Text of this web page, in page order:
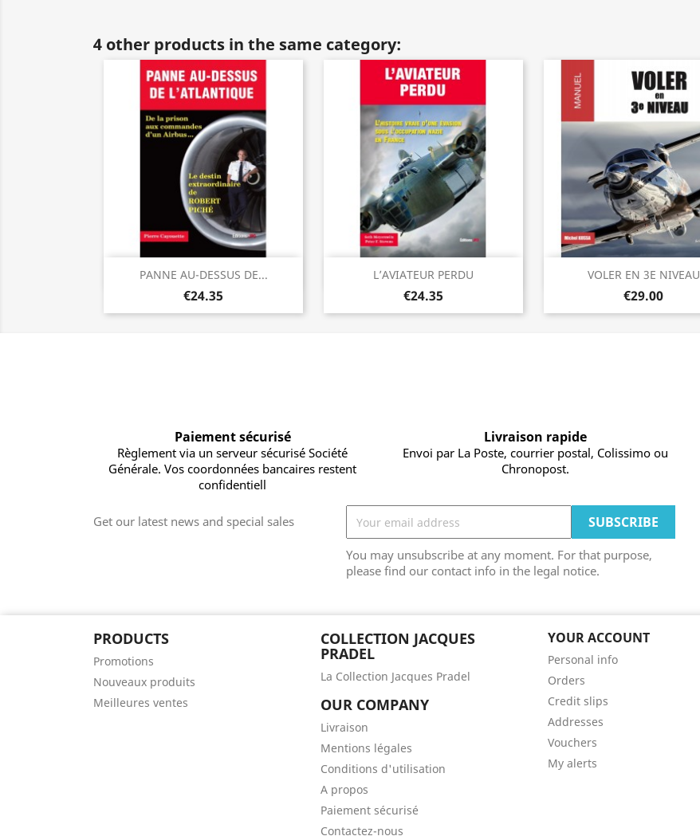
4 other products in the same category:
PANNE AU-DESSUS DE...
€24.35
 Quick view L’AVIATEUR PERDU
€24.35
Quick view VOLER EN 3E NIVEAU
€29.00
Quick view
Paiement sécurisé
Règlement via un serveur sécurisé Société
Générale. Vos coordonnées bancaires restent
confidentiell
Livraison rapide
Envoi par La Poste, courrier postal, Colissimo ou
Chronopost.
Get our latest news and special sales
You may unsubscribe at any moment. For that purpose,
please find our contact info in the legal notice.
PRODUCTS
Promotions
Nouveaux produits
Meilleures ventes
COLLECTION JACQUES
PRADEL
La Collection Jacques Pradel
OUR COMPANY
Livraison
Mentions légales
Conditions d'utilisation
A propos
Paiement sécurisé
Contactez-nous
YOUR ACCOUNT
Personal info
Orders
Credit slips
Addresses
Vouchers
My alerts